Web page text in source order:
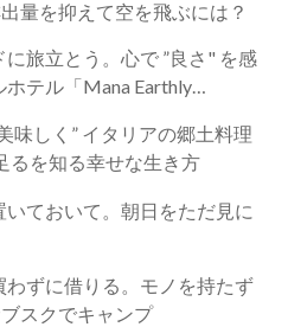
量を抑えて空を飛ぶには？
旅立とう。心で ”良さ" を感
ホテル「Mana Earthly
味しく” イタリアの郷土料理
るを知る幸せな生き方
いておいて。朝日をただ見に
わずに借りる。モノを持たず
スクでキャンプ